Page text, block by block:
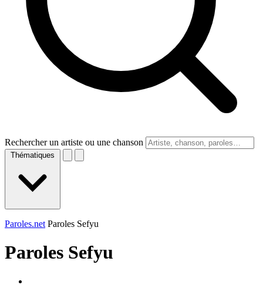
Rechercher un artiste ou une chanson
Thématiques
Paroles.net Paroles Sefyu
Paroles Sefyu